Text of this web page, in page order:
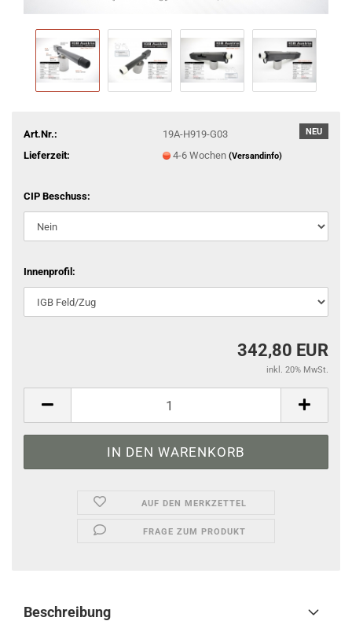
NEU
Art.Nr.:
19A-H919-G03
Lieferzeit:
4-6 Wochen (Versandinfo)
CIP Beschuss:
Innenprofil:
342,80 EUR
inkl. 20% MwSt.
AUF DEN MERKZETTEL
FRAGE ZUM PRODUKT
Beschreibung